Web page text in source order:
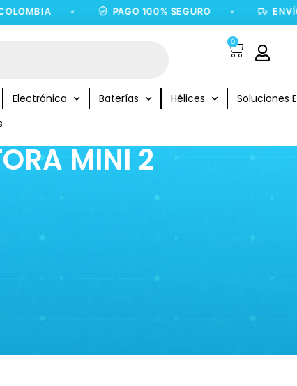
PAGO 100% SEGURO ENVÍOS
0
Electrónica Baterías Hélices
Soluciones
MINI 2